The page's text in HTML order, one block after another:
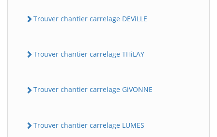
Trouver chantier carrelage DEViLLE
Trouver chantier carrelage THiLAY
Trouver chantier carrelage GiVONNE
Trouver chantier carrelage LUMES